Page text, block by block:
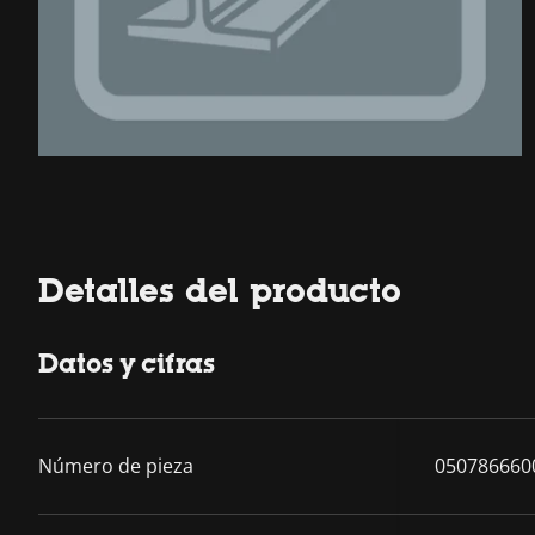
Detalles del producto
Datos y cifras
Número de pieza